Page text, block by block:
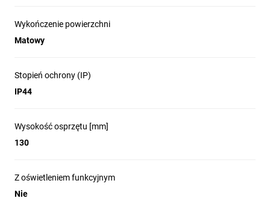
Wykończenie powierzchni
Matowy
Stopień ochrony (IP)
IP44
Wysokość osprzętu [mm]
130
Z oświetleniem funkcyjnym
Nie